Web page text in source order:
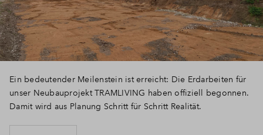
Ein bedeutender Meilenstein ist erreicht: Die Erdarbeiten für
unser Neubauprojekt TRAMLIVING haben offiziell begonnen.
Damit wird aus Planung Schritt für Schritt Realität.